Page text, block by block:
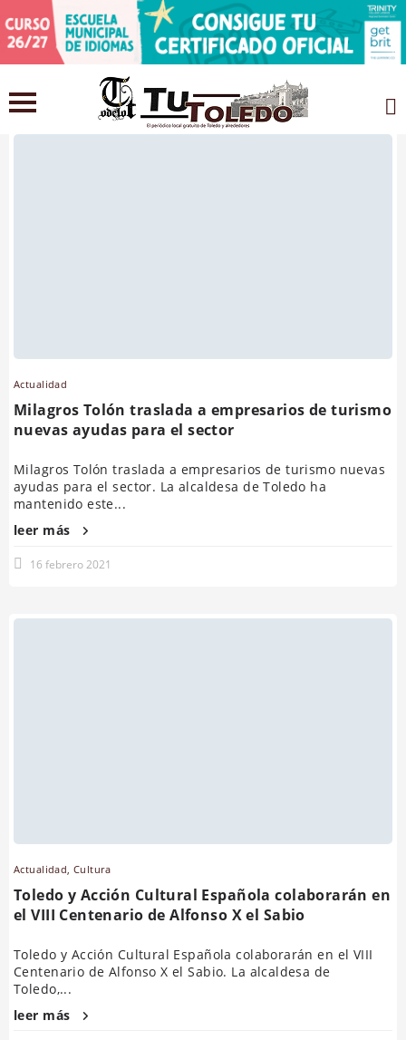
Actualidad
Milagros Tolón traslada a empresarios de turismo
nuevas ayudas para el sector
Milagros Tolón traslada a empresarios de turismo nuevas
ayudas para el sector. La alcaldesa de Toledo ha
mantenido este...
leer más
16 febrero 2021
Actualidad ,Cultura
Toledo y Acción Cultural Española colaborarán en
el VIII Centenario de Alfonso X el Sabio
Toledo y Acción Cultural Española colaborarán en el VIII
Centenario de Alfonso X el Sabio. La alcaldesa de
Toledo,...
leer más